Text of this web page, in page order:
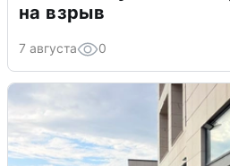
на взрыв
7 августа 0